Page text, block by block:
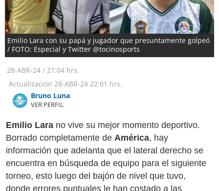
Emilio Lara con su papá y jugador que presuntamente golpeó
/ FOTO: Especial y Twitter @tocinosports
28-ABR-24 / 21:04 hrs.
Actualización 28-ABR-24 22:01 hrs.
Bruno Luna
VER PERFIL
Emilio Lara no vive su mejor momento deportivo.
Borrado completamente de América, hay
información que adelanta que el lateral derecho se
encuentra en búsqueda de equipo para el siguiente
torneo, esto luego del bajón de nivel que tuvo,
donde errores puntuales le han costado a las